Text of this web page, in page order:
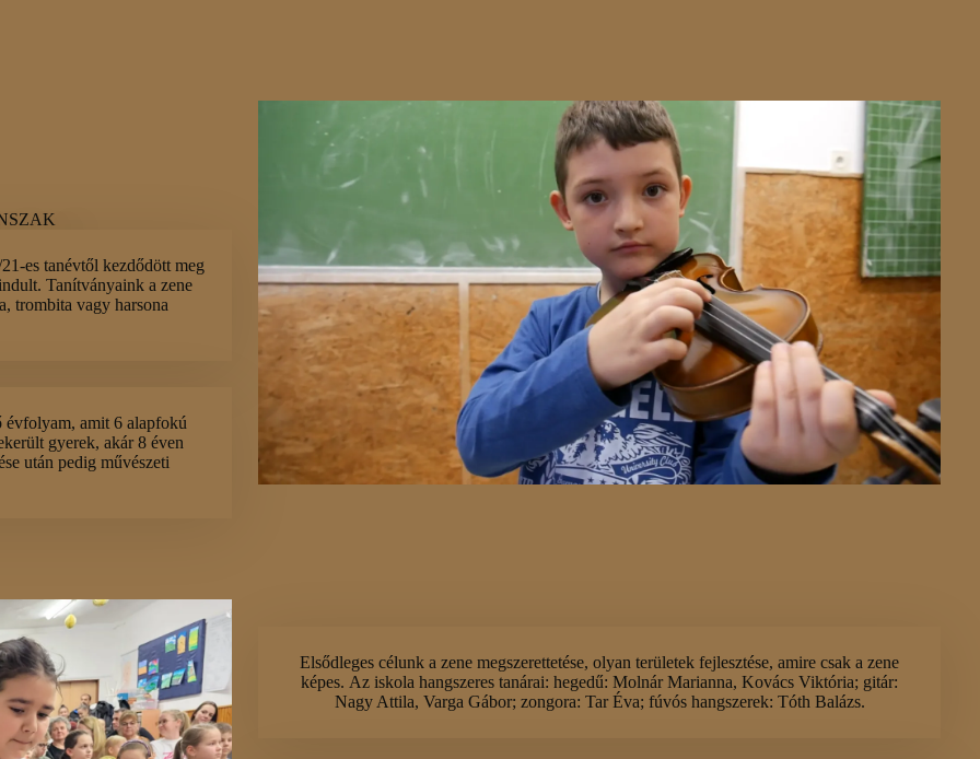
es tanévtől kezdődött meg
Tanítványaink a zene
trombita vagy harsona
évfolyam, amit 6 alapfokú
gyerek, akár 8 éven
után pedig művészeti
Elsődleges célunk a zene megszerettetése, olyan területek fejlesztése, amire csak a zene
képes. Az iskola hangszeres tanárai: hegedű: Molnár Marianna, Kovács Viktória; gitár:
Nagy Attila, Varga Gábor; zongora: Tar Éva; fúvós hangszerek: Tóth Balázs.